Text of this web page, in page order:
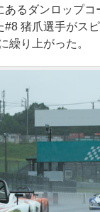
あるダンロップコ
#8 猪爪選手がス
繰り上がった。